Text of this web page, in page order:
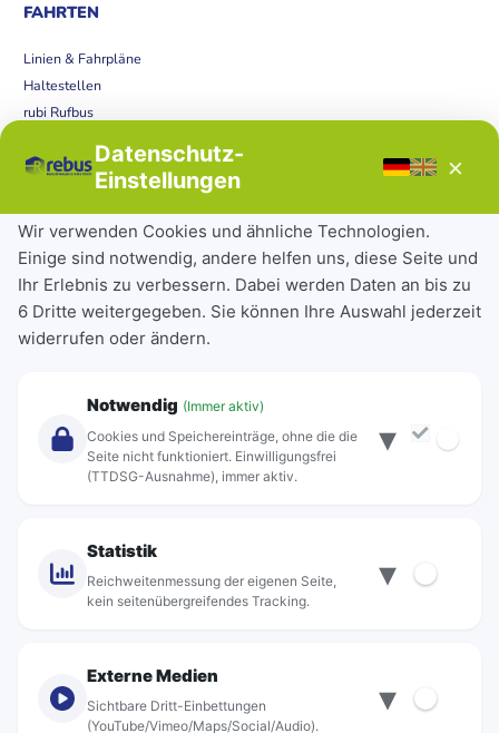
FAHRTEN
Linien & Fahrpläne
Haltestellen
rubi Rufbus
Störungen
Tickets & Tarife
Deutschlandticket
Schülerkarte
Einzeltickets
Abonnements
Über Rebus
Standorte
© rebus Regionalbus Rostock GmbH
Datenschutz-
Einstellungen
×
Wir verwenden Cookies und ähnliche Technologien.
Einige sind notwendig, andere helfen uns, diese Seite und
Ihr Erlebnis zu verbessern. Dabei werden Daten an bis zu
6 Dritte weitergegeben. Sie können Ihre Auswahl jederzeit
widerrufen oder ändern.
Notwendig (Immer aktiv)
Cookies und Speichereinträge, ohne die die
Seite nicht funktioniert. Einwilligungsfrei
(TTDSG-Ausnahme), immer aktiv.
▾
Statistik
Reichweitenmessung der eigenen Seite,
kein seitenübergreifendes Tracking.
▾
Externe Medien
Sichtbare Dritt-Einbettungen
(YouTube/Vimeo/Maps/Social/Audio).
▾